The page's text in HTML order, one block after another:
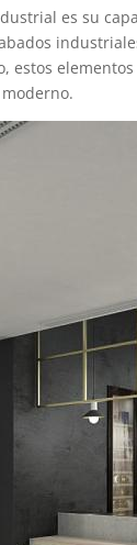
es su
estos